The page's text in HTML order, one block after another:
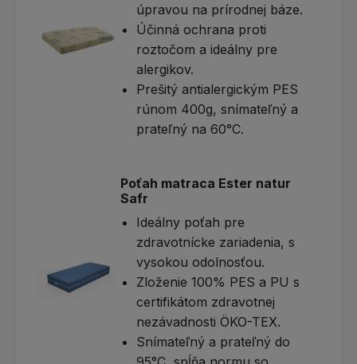
úpravou na prírodnej báze.
Účinná ochrana proti
roztočom a ideálny pre
alergikov.
Prešitý antialergickým PES
rúnom 400g, snímateľný a
prateľný na 60°C.
Poťah matraca Ester natur
Safr
Ideálny poťah pre
zdravotnícke zariadenia, s
vysokou odolnosťou.
Zloženie 100% PES a PU s
certifikátom zdravotnej
nezávadnosti ÖKO-TEX.
Snímateľný a prateľný do